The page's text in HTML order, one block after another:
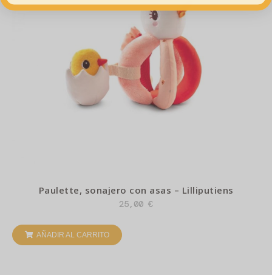
Paulette, sonajero con asas – Lilliputiens
25,00 €
AÑADIR AL CARRITO